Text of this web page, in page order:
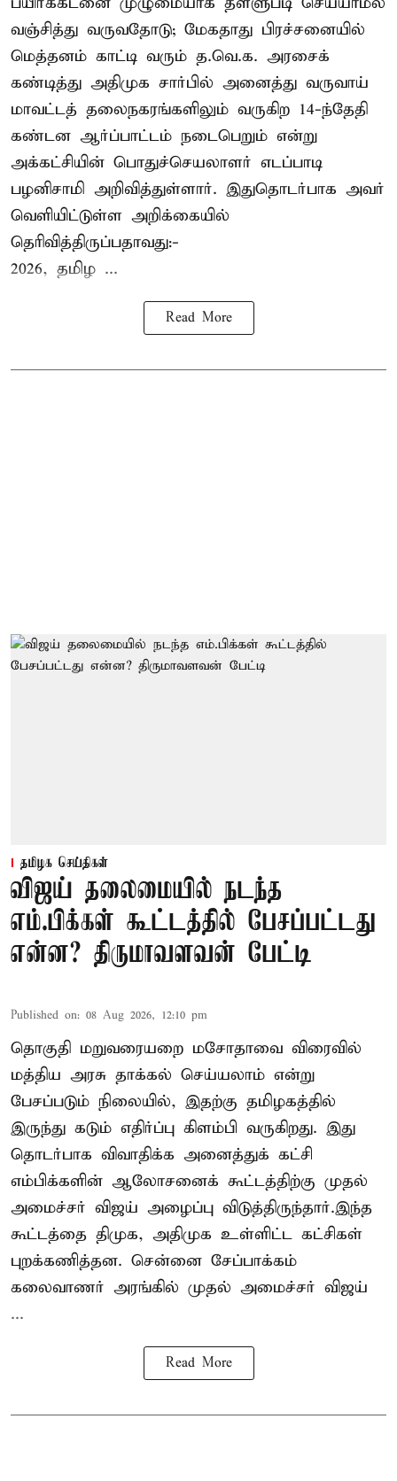
வஞ்சித்து வருவதோடு; மேகதாது பிரச்சனையில்
மெத்தனம் காட்டி வரும் த.வெ.க. அரசைக்
கண்டித்து அதிமுக சார்பில் அனைத்து வருவாய்
மாவட்டத் தலைநகரங்களிலும் வருகிற 14-ந்தேதி
கண்டன ஆர்ப்பாட்டம் நடைபெறும் என்று
அக்கட்சியின் பொதுச்செயலாளர் எடப்பாடி
பழனிசாமி அறிவித்துள்ளார். இதுதொடர்பாக அவர்
வெளியிட்டுள்ள அறிக்கையில்
தெரிவித்திருப்பதாவது:-
2026, தமிழ ...
Read More
தமிழக செய்திகள்
விஜய் தலைமையில் நடந்த
எம்.பிக்கள் கூட்டத்தில் பேசப்பட்டது
என்ன? திருமாவளவன் பேட்டி
Published on: 08 Aug 2026, 12:10 pm
தொகுதி மறுவரையறை மசோதாவை விரைவில்
மத்திய அரசு தாக்கல் செய்யலாம் என்று
பேசப்படும் நிலையில், இதற்கு தமிழகத்தில்
இருந்து கடும் எதிர்ப்பு கிளம்பி வருகிறது. இது
தொடர்பாக விவாதிக்க அனைத்துக் கட்சி
எம்பிக்களின் ஆலோசனைக் கூட்டத்திற்கு முதல்
அமைச்சர் விஜய் அழைப்பு விடுத்திருந்தார்.இந்த
கூட்டத்தை திமுக, அதிமுக உள்ளிட்ட கட்சிகள்
புறக்கணித்தன. சென்னை சேப்பாக்கம்
கலைவாணர் அரங்கில் முதல் அமைச்சர் விஜய்
...
Read More